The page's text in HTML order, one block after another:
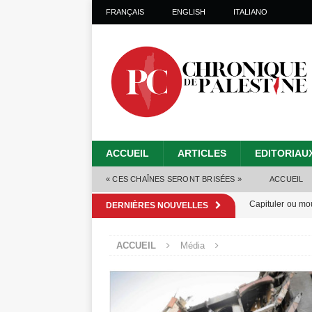
FRANÇAIS ENGLISH ITALIANO
ACCUEIL ARTICLES
« CES CHAÎNES SERONT BRISÉES » ACCUEIL
DERNIÈRES NOUVELLES Capituler ou
Les Israéliens
Alors que
ACCUEIL Média